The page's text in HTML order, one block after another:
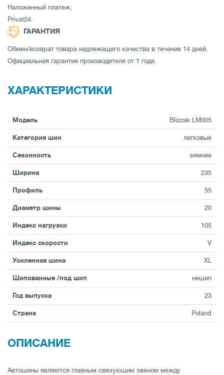
Наложенный платеж;
Privat24.
ГАРАНТИЯ
Обмен/возврат товара надлежащего качества в течение 14 дней.
Официальная гарантия производителя от 1 года.
ХАРАКТЕРИСТИКИ
Модель Blizzak LM005
Категория шин легковые
Сезонность зимние
Ширина 235
Профиль 55
Диаметр шины 20
Индекс нагрузки 105
Индекс скорости V
Усиленная шина XL
Шипованные /под шип нешип
Год выпуска 23
Страна Poland
ОПИСАНИЕ
Автошины являются главным связующим звеном между